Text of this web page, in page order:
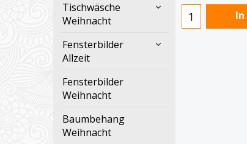
Tischwäsche
Weihnacht
Fensterbilder
Allzeit
Fensterbilder
Weihnacht
Baumbehang
Weihnacht
In